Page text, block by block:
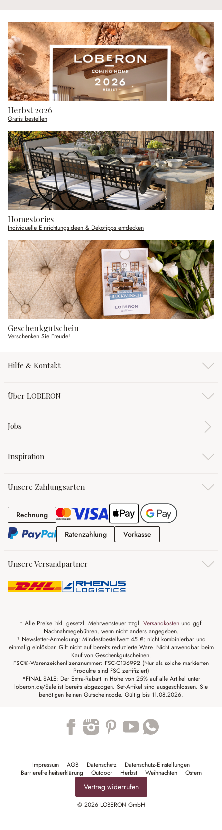
Herbst 2026
Gratis bestellen
Homestories
Individuelle Einrichtungsideen & Dekotipps entdecken
Geschenkgutschein
Verschenken Sie Freude!
Hilfe & Kontakt
Über LOBERON
Jobs
Inspiration
Unsere Zahlungsarten
RechnungRechnung
RatenzahlungRatenzahlung
Vorkasse
Unsere Versandpartner
* Alle Preise inkl. gesetzl. Mehrwertsteuer zzgl. Versandkostenund ggf.
Nachnahmegebühren, wenn nicht anders angegeben.
¹ Newsletter-Anmeldung: Mindestbestellwert 45 €; nicht kombinierbar und
einmalig einlösbar. Gilt nicht auf bereits reduzierte Ware. Nicht anwendbar beim
Kauf von Geschenkgutscheinen.
FSC®-Warenzeichenlizenznummer: FSC-C136992 (Nur als solche markierten
Produkte sind FSC zertifiziert)
*FINAL SALE: Der Extra-Rabatt in Höhe von 25% auf alle Artikel unter
loberon.de/Sale ist bereits abgezogen. Set-Artikel sind ausgeschlossen. Sie
benötigen keinen Gutscheincode. Gültig bis 11.08.2026.
Impressum AGB Datenschutz
Datenschutz-Einstellungen
Barrierefreiheitserklärung
Outdoor Herbst Weihnachten Ostern
Vertrag widerrufen
© 2026 LOBERON GmbH